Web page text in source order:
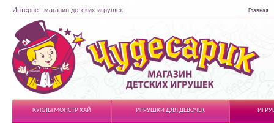
Интернет-магазин детских игрушек Главная
Чудесарик
КУКЛЫ МОНСТР ХАЙ
ИГРУШКИ ДЛЯ ДЕВОЧЕК